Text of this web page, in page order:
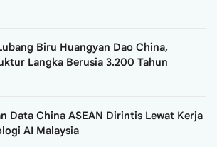
Biru Huangyan Dao China,
Langka Berusia 3.200 Tahun
Data China ASEAN Dirintis Lewat Kerja
AI Malaysia